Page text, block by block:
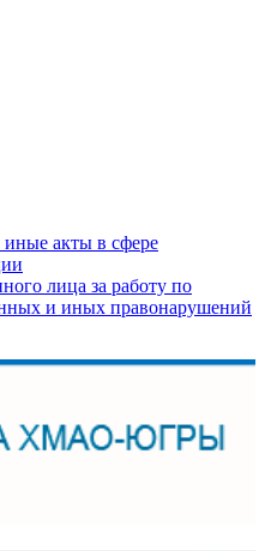
акты в сфере
лица за работу по
и иных правонарушений